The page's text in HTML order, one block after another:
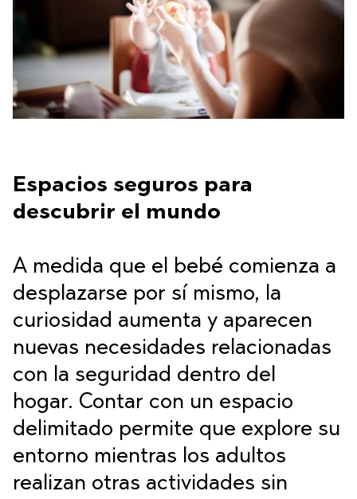
Espacios seguros para
descubrir el mundo
A medida que el bebé comienza a
desplazarse por sí mismo, la
curiosidad aumenta y aparecen
nuevas necesidades relacionadas
con la seguridad dentro del
hogar. Contar con un espacio
delimitado permite que explore su
entorno mientras los adultos
realizan otras actividades sin